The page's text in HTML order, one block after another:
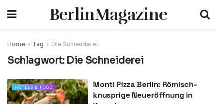
BerlinMagazine
Home Tag Die Schneiderei
Schlagwort: Die Schneiderei
HOTELS & FOOD
Monti Pizza Berlin: Römisch-
knusprige Neueröffnung in